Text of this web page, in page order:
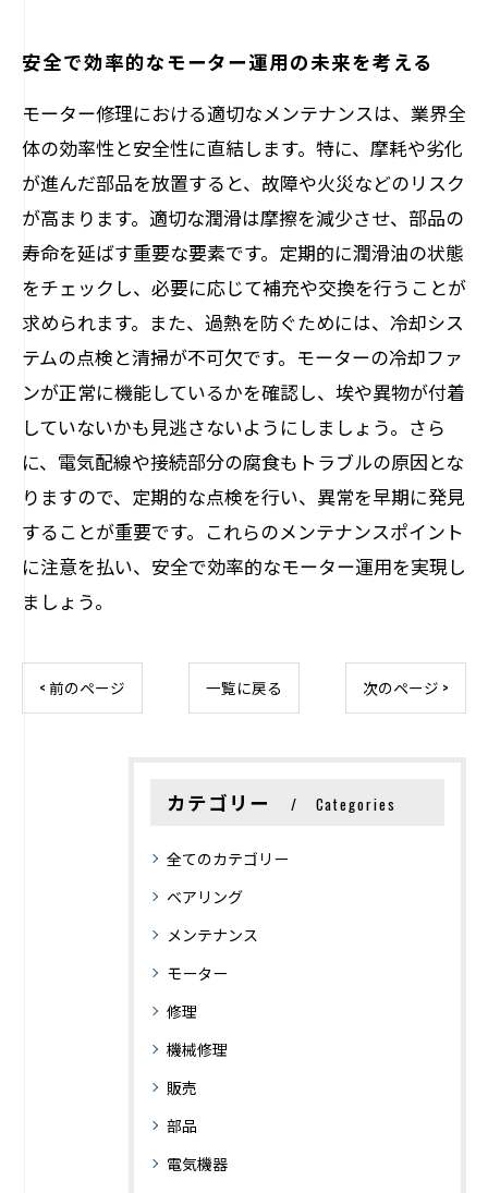
安全で効率的なモーター運用の未来を考える
モーター修理における適切なメンテナンスは、業界全
体の効率性と安全性に直結します。特に、摩耗や劣化
が進んだ部品を放置すると、故障や火災などのリスク
が高まります。適切な潤滑は摩擦を減少させ、部品の
寿命を延ばす重要な要素です。定期的に潤滑油の状態
をチェックし、必要に応じて補充や交換を行うことが
求められます。また、過熱を防ぐためには、冷却シス
テムの点検と清掃が不可欠です。モーターの冷却ファ
ンが正常に機能しているかを確認し、埃や異物が付着
していないかも見逃さないようにしましょう。さら
に、電気配線や接続部分の腐食もトラブルの原因とな
りますので、定期的な点検を行い、異常を早期に発見
することが重要です。これらのメンテナンスポイント
に注意を払い、安全で効率的なモーター運用を実現し
ましょう。
< 前のページ 一覧に戻る 次のページ >
カテゴリー Categories
全てのカテゴリー
ベアリング
メンテナンス
モーター
修理
機械修理
販売
部品
電気機器